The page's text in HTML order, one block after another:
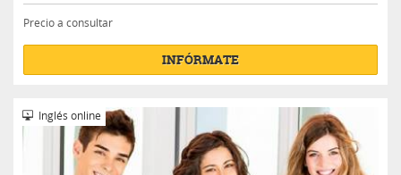
Precio a consultar
INFÓRMATE
Inglés online